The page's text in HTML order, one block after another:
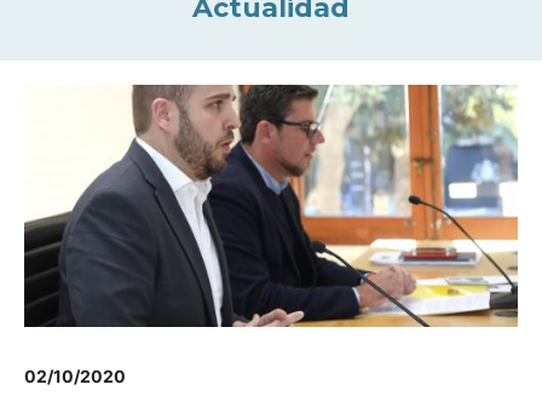
Actualidad
02/10/2020